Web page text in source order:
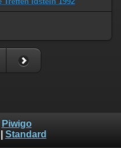
Piwigo
Standard